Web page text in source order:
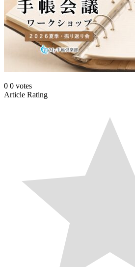
0 0 votes
Article Rating